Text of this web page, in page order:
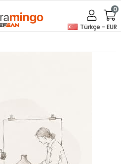
Türkçe - EUR
0